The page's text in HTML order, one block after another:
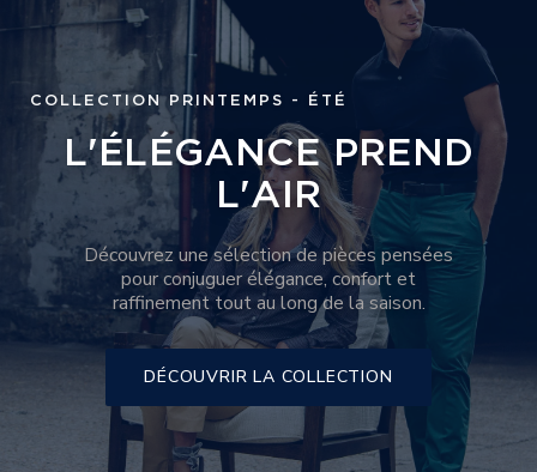
COLLECTION PRINTEMPS - ÉTÉ
L'ÉLÉGANCE PREND
L'AIR
Découvrez une sélection de pièces pensées
pour conjuguer élégance, confort et
raffinement tout au long de la saison.
DÉCOUVRIR LA COLLECTION